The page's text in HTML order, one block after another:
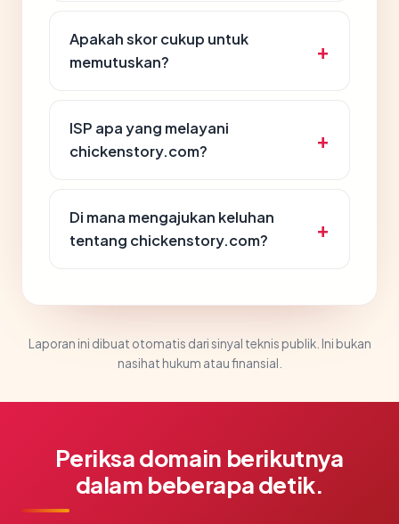
Apakah skor cukup untuk
memutuskan?
ISP apa yang melayani
chickenstory.com?
Di mana mengajukan keluhan
tentang chickenstory.com?
Laporan ini dibuat otomatis dari sinyal teknis publik. Ini bukan
nasihat hukum atau finansial.
Periksa domain berikutnya
dalam beberapa detik.